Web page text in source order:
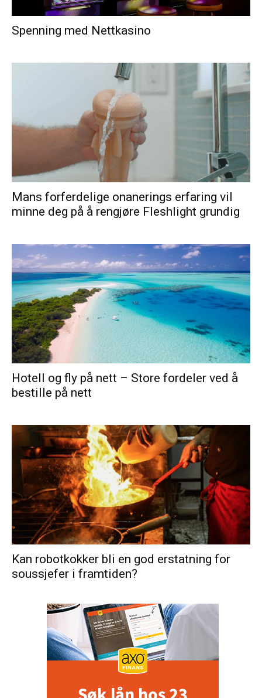
Spenning med Nettkasino
Mans forferdelige onanerings erfaring vil
minne deg på å rengjøre Fleshlight grundig
Hotell og fly på nett – Store fordeler ved å
bestille på nett
Kan robotkokker bli en god erstatning for
soussjefer i framtiden?